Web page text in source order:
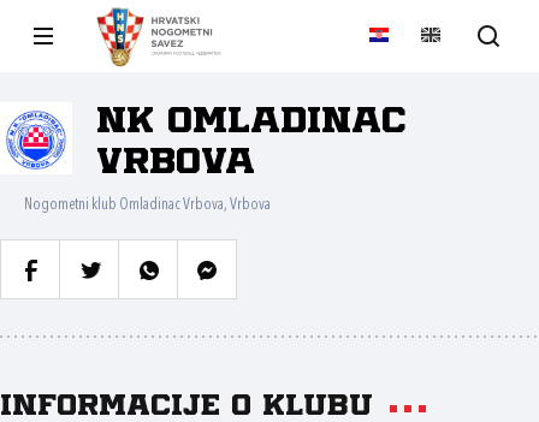
NK Omladinac
Vrbova
Nogometni klub Omladinac Vrbova, Vrbova
Informacije o klubu